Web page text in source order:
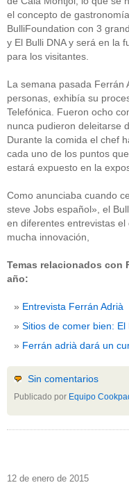
el concepto de
BulliFoundation con 3
y El Bulli DNA y será en la
para los visitantes.
La semana pasada Ferrán
personas, exhibía su
Telefónica. Fueron ocho
nunca pudieron deleitarse
Durante la comida el chef
cada uno de los puntos
estará expuesto en la
Como anunciaba cuando
steve Jobs español», el
en diferentes entrevistas
mucha innovación,
Temas relacionados con
año:
Entrevista Ferrán Adrià
Sitios de comer bien: El
Ferrán adrià dará un
Sin comentarios
Publicado por Equipo
12 de enero de 2015